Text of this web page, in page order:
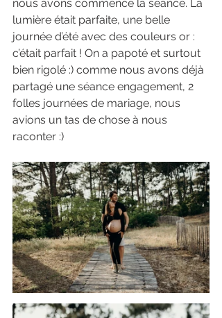
nous avons commencé la séance. La
lumière était parfaite, une belle
journée d’été avec des couleurs or :
c’était parfait ! On a papoté et surtout
bien rigolé :) comme nous avons déjà
partagé une séance engagement, 2
folles journées de mariage, nous
avions un tas de chose à nous
raconter :)